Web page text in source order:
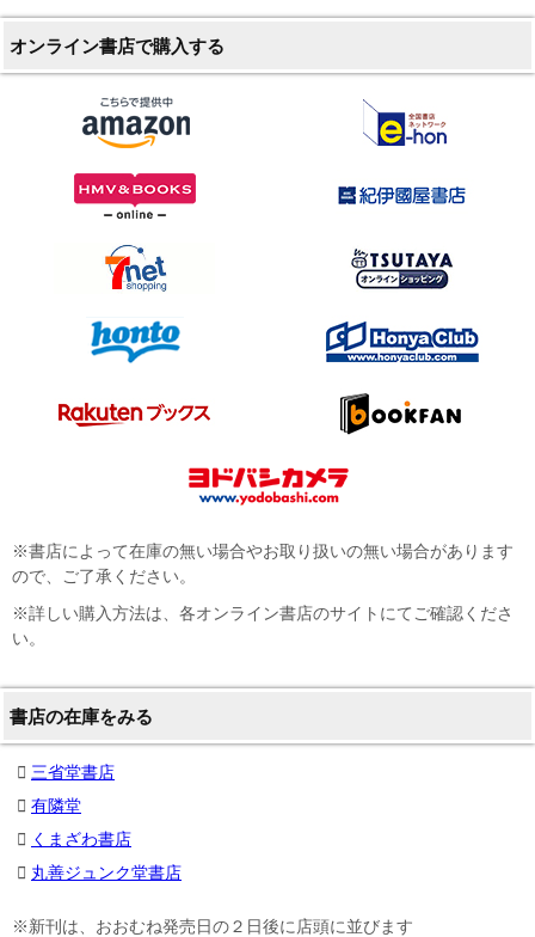
オンライン書店で購入する
※書店によって在庫の無い場合やお取り扱いの無い場合があります
ので、ご了承ください。
※詳しい購入方法は、各オンライン書店のサイトにてご確認くださ
い。
書店の在庫をみる
三省堂書店
有隣堂
くまざわ書店
丸善ジュンク堂書店
※新刊は、おおむね発売日の２日後に店頭に並びます